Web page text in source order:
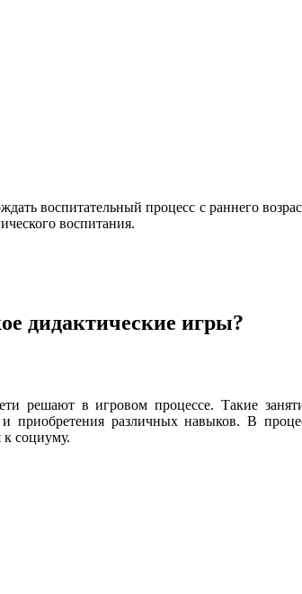
воспитательный процесс с раннего
воспитания.
дидактические игры?
решают в игровом процессе. Такие
различных навыков. В
к социуму.